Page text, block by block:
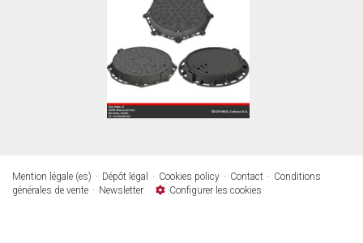
Mention légale (es) Dépôt légal Cookies policy Contact
Conditions
générales de vente
Newsletter Configurer les cookies